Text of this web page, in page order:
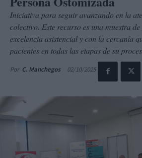
Iniciativa para seguir avanzando en la
colectivo. Este recurso es una muestra
excelencia asistencial y con la cercanía
pacientes en todas las etapas de su
Por C. Manchegos 02/10/2025